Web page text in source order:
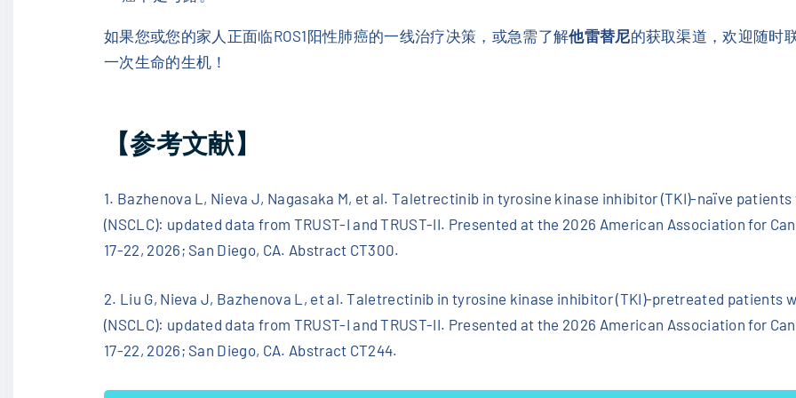
如果您或您的家人正面临ROS1阳性肺癌的一线治疗决策，或急需了解他雷替尼的获取渠道，欢迎随时
一次生命的生机！
【参考文献】
1. Bazhenova L, Nieva J, Nagasaka M, et al. Taletrectinib in tyrosine kinase inhibitor (TKI)-naïve
(NSCLC): updated data from TRUST-I and TRUST-II. Presented at the 2026 American Association for
17-22, 2026; San Diego, CA. Abstract CT300.
2. Liu G, Nieva J, Bazhenova L, et al. Taletrectinib in tyrosine kinase inhibitor (TKI)-pretreated patients
(NSCLC): updated data from TRUST-I and TRUST-II. Presented at the 2026 American Association for
17-22, 2026; San Diego, CA. Abstract CT244.